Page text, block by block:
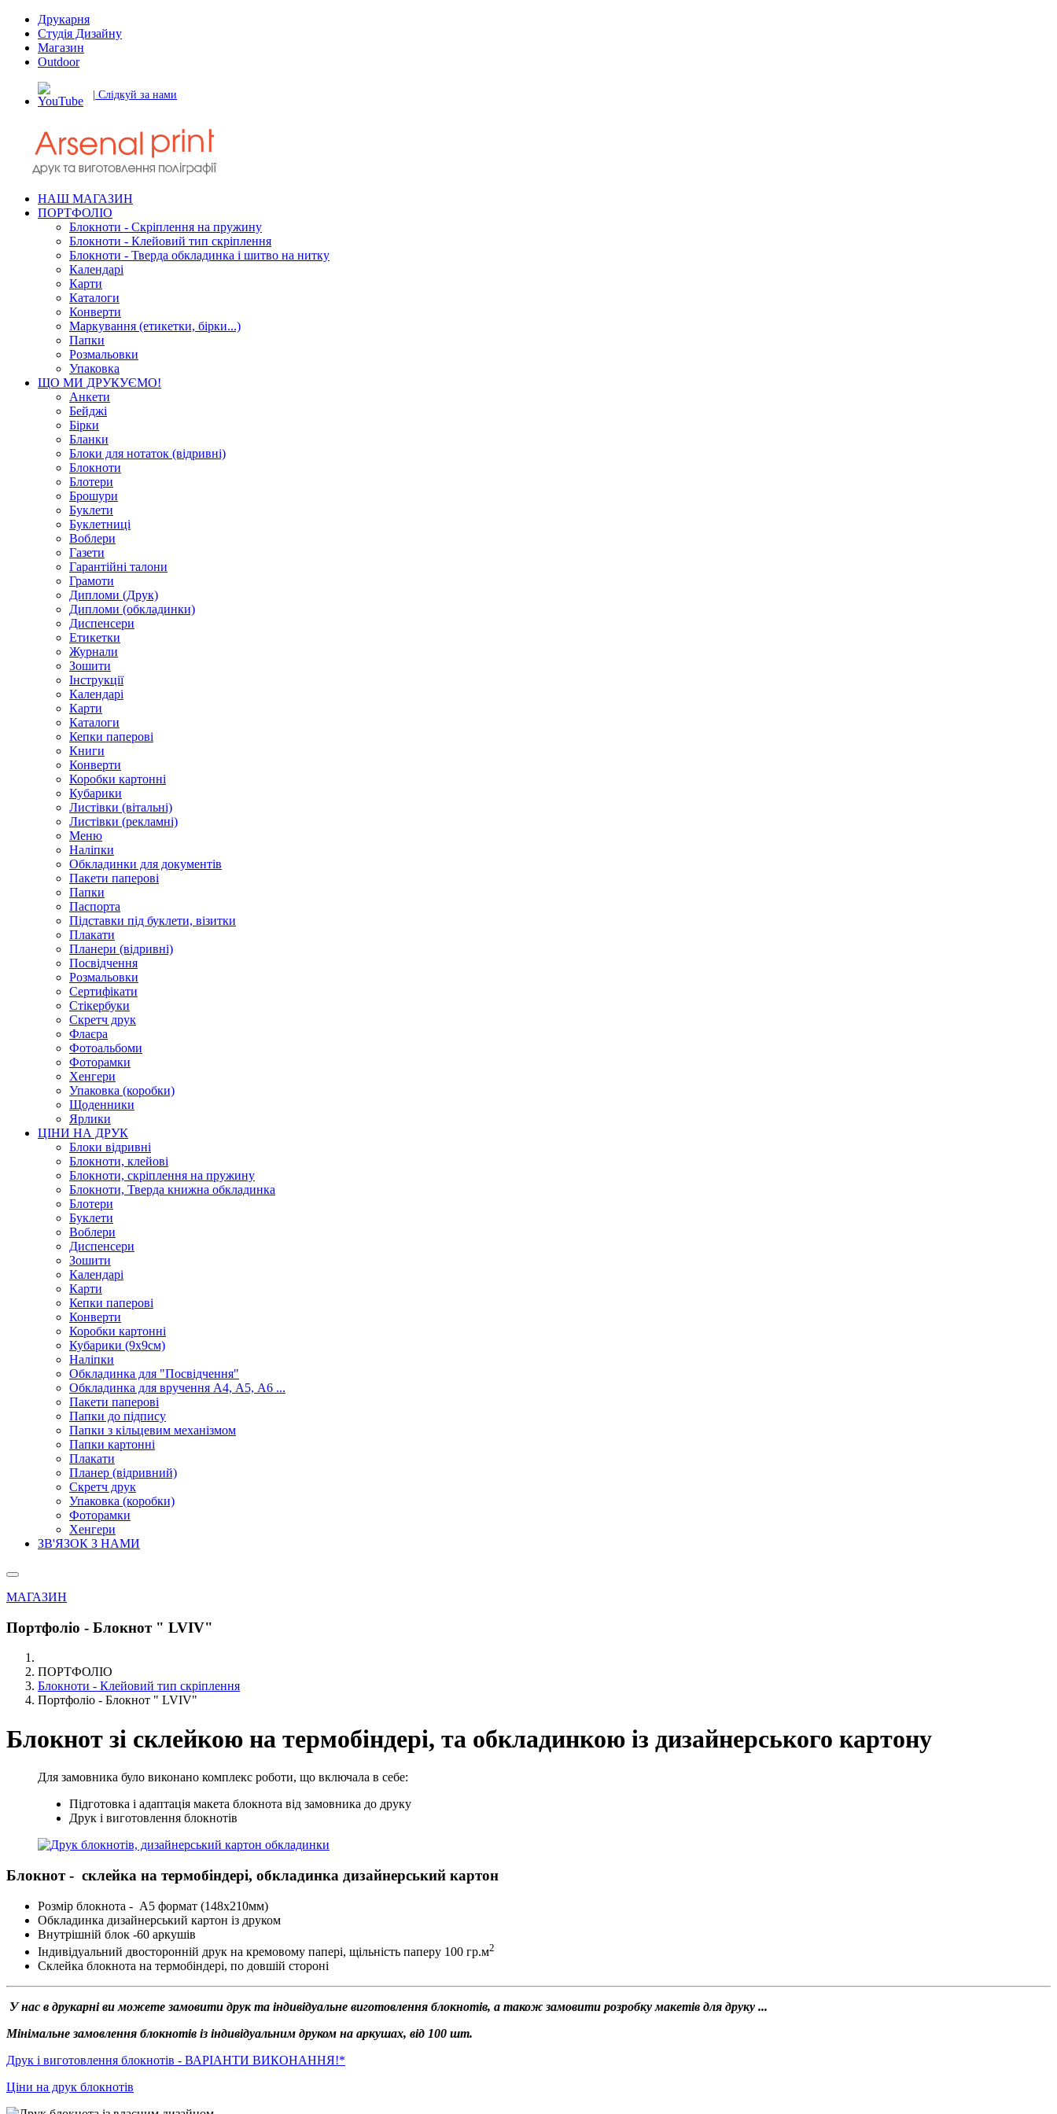
Друкарня
Студія Дизайну
Магазин
Outdoor
| Слідкуй за нами
НАШ МАГАЗИН
ПОРТФОЛІО
Блокноти - Скріплення на пружину
Блокноти - Клейовий тип скріплення
Блокноти - Тверда обкладинка і шитво на нитку
Календарі
Карти
Каталоги
Конверти
Маркування (етикетки, бірки...)
Папки
Розмальовки
Упаковка
ЩО МИ ДРУКУЄМО!
Анкети
Бейджі
Бірки
Бланки
Блоки для нотаток (відривні)
Блокноти
Блотери
Брошури
Буклети
Буклетниці
Воблери
Газети
Гарантійні талони
Грамоти
Дипломи (Друк)
Дипломи (обкладинки)
Диспенсери
Етикетки
Журнали
Зошити
Інструкції
Календарі
Карти
Каталоги
Кепки паперові
Книги
Конверти
Коробки картонні
Кубарики
Листівки (вітальні)
Листівки (рекламні)
Меню
Наліпки
Обкладинки для документів
Пакети паперові
Папки
Паспорта
Підставки під буклети, візитки
Плакати
Планери (відривні)
Посвідчення
Розмальовки
Сертифікати
Стікербуки
Скретч друк
Флаєра
Фотоальбоми
Фоторамки
Хенгери
Упаковка (коробки)
Щоденники
Ярлики
ЦІНИ НА ДРУК
Блоки відривні
Блокноти, клейові
Блокноти, скріплення на пружину
Блокноти, Тверда книжна обкладинка
Блотери
Буклети
Воблери
Диспенсери
Зошити
Календарі
Карти
Кепки паперові
Конверти
Коробки картонні
Кубарики (9х9см)
Наліпки
Обкладинка для "Посвідчення"
Обкладинка для вручення А4, А5, А6 ...
Пакети паперові
Папки до підпису
Папки з кільцевим механізмом
Папки картонні
Плакати
Планер (відривний)
Скретч друк
Упаковка (коробки)
Фоторамки
Хенгери
ЗВ'ЯЗОК З НАМИ
МАГАЗИН
Портфоліо - Блокнот " LVIV"
ПОРТФОЛІО
Блокноти - Клейовий тип скріплення
Портфоліо - Блокнот " LVIV"
Блокнот зі склейкою на термобіндері, та обкладинкою із дизайнерського картону
Для замовника було виконано комплекс роботи, що включала в себе:
Підготовка і адаптація макета блокнота від замовника до друку
Друк і виготовлення блокнотів
Блокнот - склейка на термобіндері, обкладинка дизайнерський картон
Розмір блокнота - А5 формат (148х210мм)
Обкладинка дизайнерський картон із друком
Внутрішній блок -60 аркушів
Індивідуальний двосторонній друк на кремовому папері, щільність паперу 100 гр.м2
Склейка блокнота на термобіндері, по довшій стороні
У нас в друкарні ви можете замовити друк та індивідуальне виготовлення блокнотів, а також замовити розробку макетів для друку ...
Мінімальне замовлення блокнотів із індивідуальним друком на аркушах, від 100 шт.
Друк і виготовлення блокнотів - ВАРІАНТИ ВИКОНАННЯ!*
Ціни на друк блокнотів